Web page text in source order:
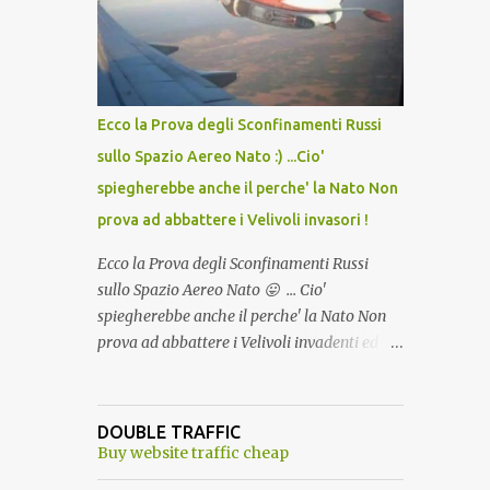
lo scopo della temperatura? Qualcuno a suo
tempo ribattezzo' il Vaccino come: l' Amaro
del Capo, era "spettacolare Ghiacciato, ma
andava bene anche, a Temperatura
Ambiente"! Riproponiamo l'articolo per NON
Ecco la Prova degli Sconfinamenti Russi
sullo Spazio Aereo Nato :) ...Cio'
spiegherebbe anche il perche' la Nato Non
prova ad abbattere i Velivoli invasori !
Ecco la Prova degli Sconfinamenti Russi
sullo Spazio Aereo Nato 😛 ... Cio'
spiegherebbe anche il perche' la Nato Non
prova ad abbattere i Velivoli invadenti ed
alcuna notizia di un'invasione dello spazio
aereo NATO da parte di un robot chiamato
DOUBLE TRAFFIC
Buy website traffic cheap